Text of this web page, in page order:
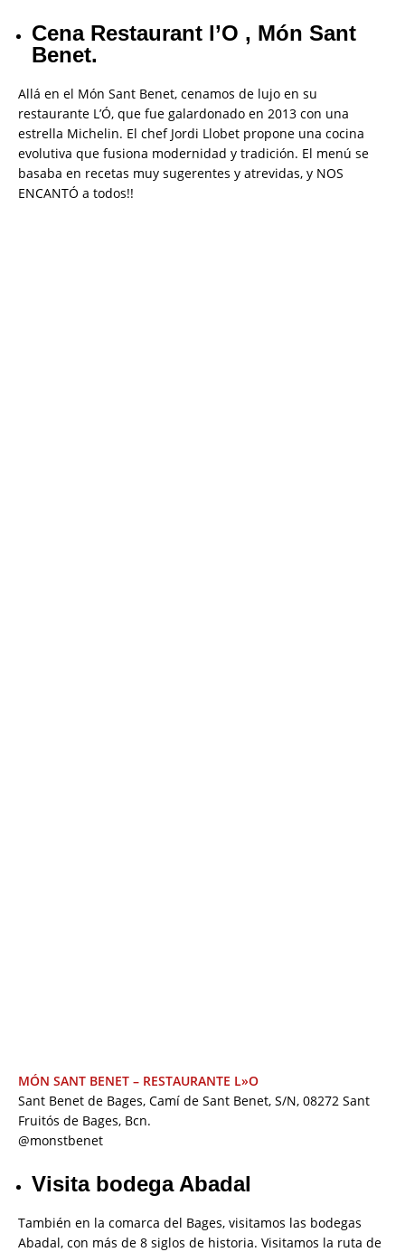
Cena Restaurant l’O , Món Sant
Benet.
Allá en el Món Sant Benet, cenamos de lujo en su
restaurante L’Ó, que fue galardonado en 2013 con una
estrella Michelin. El chef Jordi Llobet propone una cocina
evolutiva que fusiona modernidad y tradición. El menú se
basaba en recetas muy sugerentes y atrevidas, y NOS
ENCANTÓ a todos!!
MÓN SANT BENET – RESTAURANTE L»O
Sant Benet de Bages, Camí de Sant Benet, S/N, 08272 Sant
Fruitós de Bages, Bcn.
@monstbenet
Visita bodega Abadal
También en la comarca del Bages, visitamos las bodegas
Abadal, con más de 8 siglos de historia. Visitamos la ruta de